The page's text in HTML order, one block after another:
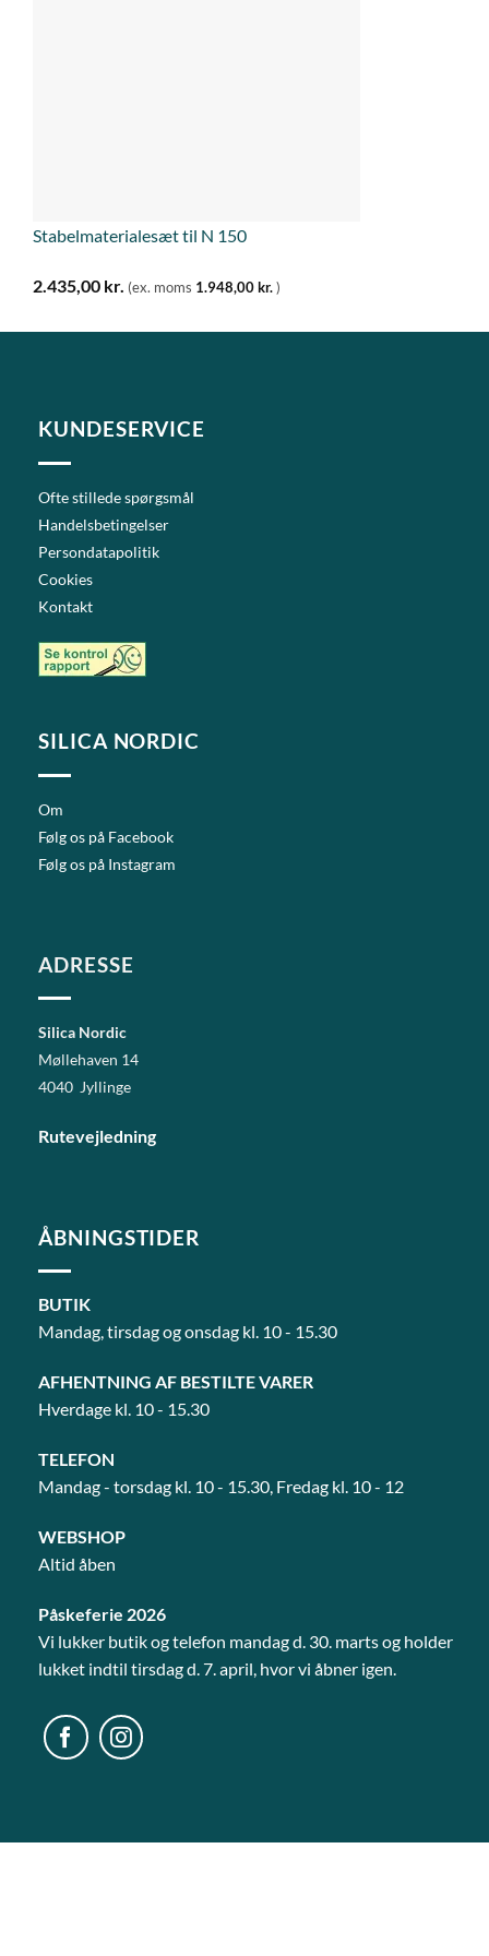
Stabelmaterialesæt til N 150
2.435,00 kr. (ex. moms 1.948,00kr.)
KUNDESERVICE
Ofte stillede spørgsmål
Handelsbetingelser
Persondatapolitik
Cookies
Kontakt
SILICA NORDIC
Om
Følg os på Facebook
Følg os på Instagram
ADRESSE
Silica Nordic
Møllehaven 14
4040 Jyllinge
Rutevejledning
ÅBNINGSTIDER
BUTIK
Mandag, tirsdag og onsdag kl. 10 - 15.30
AFHENTNING AF BESTILTE VARER
Hverdage kl. 10 - 15.30
TELEFON
Mandag - torsdag kl. 10 - 15.30, Fredag kl. 10 - 12
WEBSHOP
Altid åben
Påskeferie 2026
Vi lukker butik og telefon mandag d. 30. marts og holder
lukket indtil tirsdag d. 7. april, hvor vi åbner igen.